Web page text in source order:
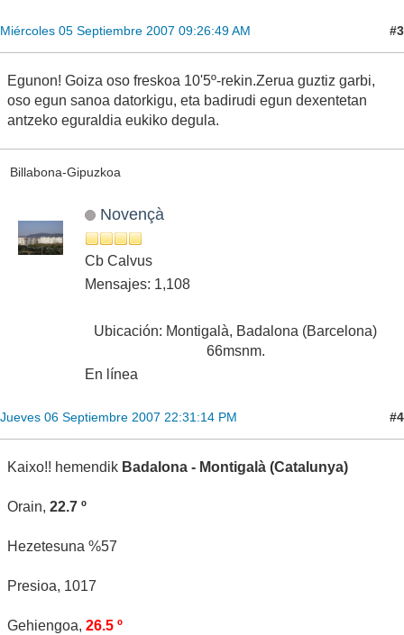
Miércoles 05 Septiembre 2007 09:26:49 AM #3
Egunon! Goiza oso freskoa 10'5º-rekin.Zerua guztiz garbi,
oso egun sanoa datorkigu, eta badirudi egun dexentetan
antzeko eguraldia eukiko degula.
Billabona-Gipuzkoa
Novençà
Cb Calvus
Mensajes: 1,108
Ubicación: Montigalà, Badalona (Barcelona)
66msnm.
En línea
Jueves 06 Septiembre 2007 22:31:14 PM #4
Kaixo!! hemendik Badalona - Montigalà (Catalunya)
Orain, 22.7 º
Hezetesuna %57
Presioa, 1017
Gehiengoa, 26.5 º